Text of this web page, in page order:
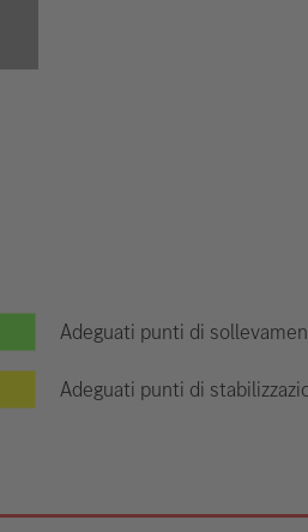
Adeguati punti di
Adeguati punti di